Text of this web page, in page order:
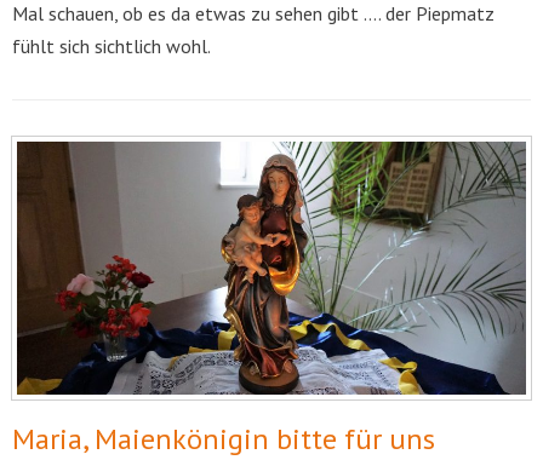
Mal schauen, ob es da etwas zu sehen gibt …. der Piepmatz
fühlt sich sichtlich wohl.
Maria, Maienkönigin bitte für uns